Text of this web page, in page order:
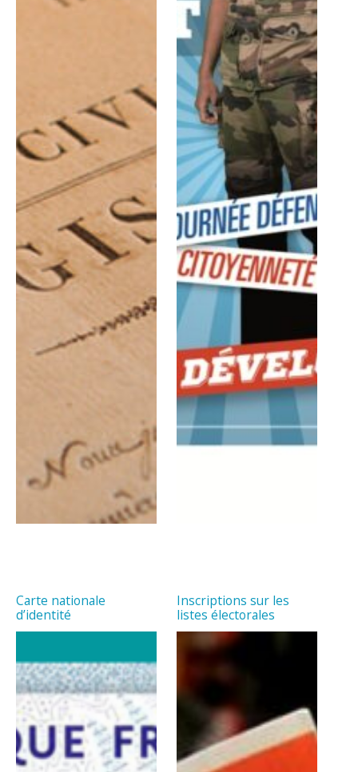
Carte nationale
d’identité
Inscriptions sur les
listes électorales